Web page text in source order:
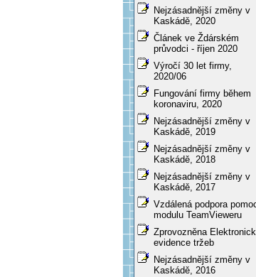
Nejzásadnější změny v
Kaskádě, 2020
Článek ve Ždárském
průvodci - říjen 2020
Výročí 30 let firmy,
2020/06
Fungování firmy během
koronaviru, 2020
Nejzásadnější změny v
Kaskádě, 2019
Nejzásadnější změny v
Kaskádě, 2018
Nejzásadnější změny v
Kaskádě, 2017
Vzdálená podpora
modulu TeamVieweru
Zprovozněna
evidence tržeb
Nejzásadnější změny v
Kaskádě, 2016